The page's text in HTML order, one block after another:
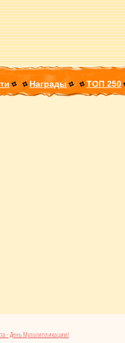
Награды ТОП 250
- День Мультипликации!